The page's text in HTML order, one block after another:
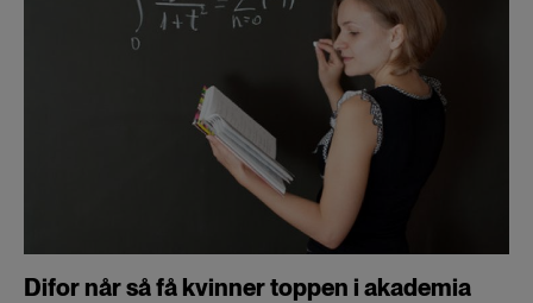
Difor når så få kvinner toppen i akademia